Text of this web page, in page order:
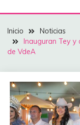
DEL
Inicio
Noticias
‎Inauguran Tey y
de VdeA